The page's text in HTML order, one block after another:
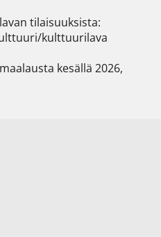
tilaisuuksista:
kulttuurilava
kesällä 2026,